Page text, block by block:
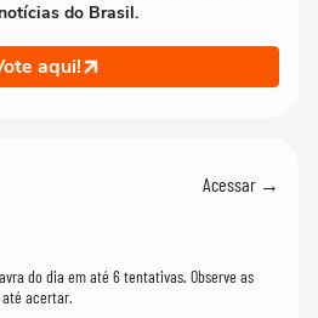
notícias do Brasil.
aqui!
Acessar →
do dia em até 6 tentativas. Observe as
acertar.